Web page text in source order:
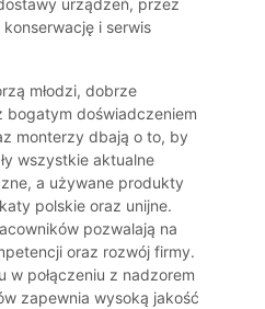
urządzeń, przez
i serwis
młodzi, dobrze
bogatym doświadczeniem
monterzy dbają o to, by
wszystkie aktualne
a używane produkty
polskie oraz unijne.
pozwalają na
oraz rozwój firmy.
w połączeniu z nadzorem
zapewnia wysoką jakość